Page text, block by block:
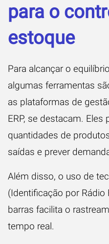
para o
estoque
Para alcançar o
algumas ferramentas
as plataformas de
ERP, se destacam.
quantidades de
saídas e prever
Além disso, o uso de
(Identificação por
barras facilita o
tempo real.